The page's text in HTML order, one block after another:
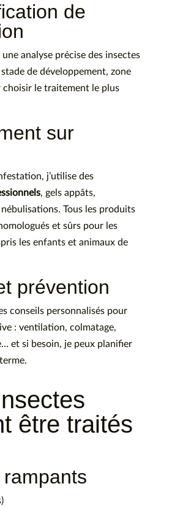
de
analyse précise des insectes
de développement, zone
choisir le traitement le plus
sur
j’utilise des
, gels appâts,
Tous les produits
et sûrs pour les
les enfants et animaux de
prévention
conseils personnalisés pour
: ventilation, colmatage,
et si besoin, je peux planifier
être traités